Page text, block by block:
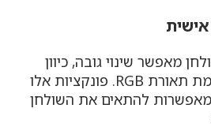
מאפשר שינוי גובה, כיוון
זווית המשטח או התאמת תאורת RGB. פונקציות אלו
להתאים את השולחן